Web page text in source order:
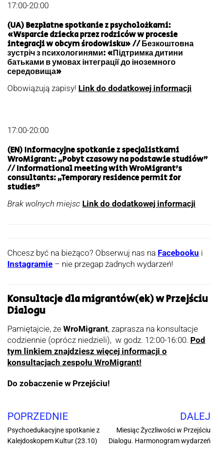
17:00-20:00
(UA) Bezpłatne spotkanie z psycholożkami:
«Wsparcie dziecka przez rodziców w procesie
integracji w obcym środowisku» // Безкоштовна
зустріч з психологинями: «Підтримка дитини
батьками в умовах інтеграції до іноземного
середовища»
Obowiązują zapisy! Link do dodatkowej informacji
17:00-20:00
(EN) Informacyjne spotkanie z specjalistkami
WroMigrant: „Pobyt czasowy na podstawie studiów”
// Informational meeting with WroMigrant’s
consultants: „Temporary residence permit for
studies”
Brak wolnych miejsc Link do dodatkowej informacji
Chcesz być na bieżąco? Obserwuj nas na Facebooku i
Instagramie – nie przegap żadnych wydarzeń!
Konsultacje dla migrantów(ek) w Przejściu
Dialogu
Pamiętajcie, że WroMigrant, zaprasza na konsultacje
codziennie (oprócz niedzieli), w godz. 12:00-16:00. Pod
tym linkiem znajdziesz więcej informacji o
konsultacjach zespołu WroMigrant!
Do zobaczenie w Przejściu!
POPRZEDNIE
Psychoedukacyjne spotkanie z
Kalejdoskopem Kultur (23.10)
DALEJ
Miesiąc Życzliwości w Przejściu
Dialogu. Harmonogram wydarzeń